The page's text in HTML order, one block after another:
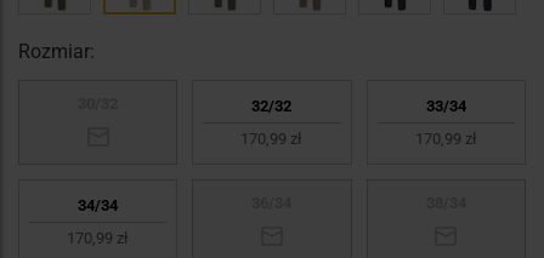
Rozmiar:
32/32
170,99 zł
33/34
170,99 zł
34/34
170,99 zł